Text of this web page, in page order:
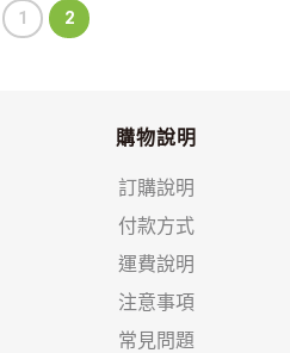
1 2
購物說明
訂購說明
付款方式
運費說明
注意事項
常見問題